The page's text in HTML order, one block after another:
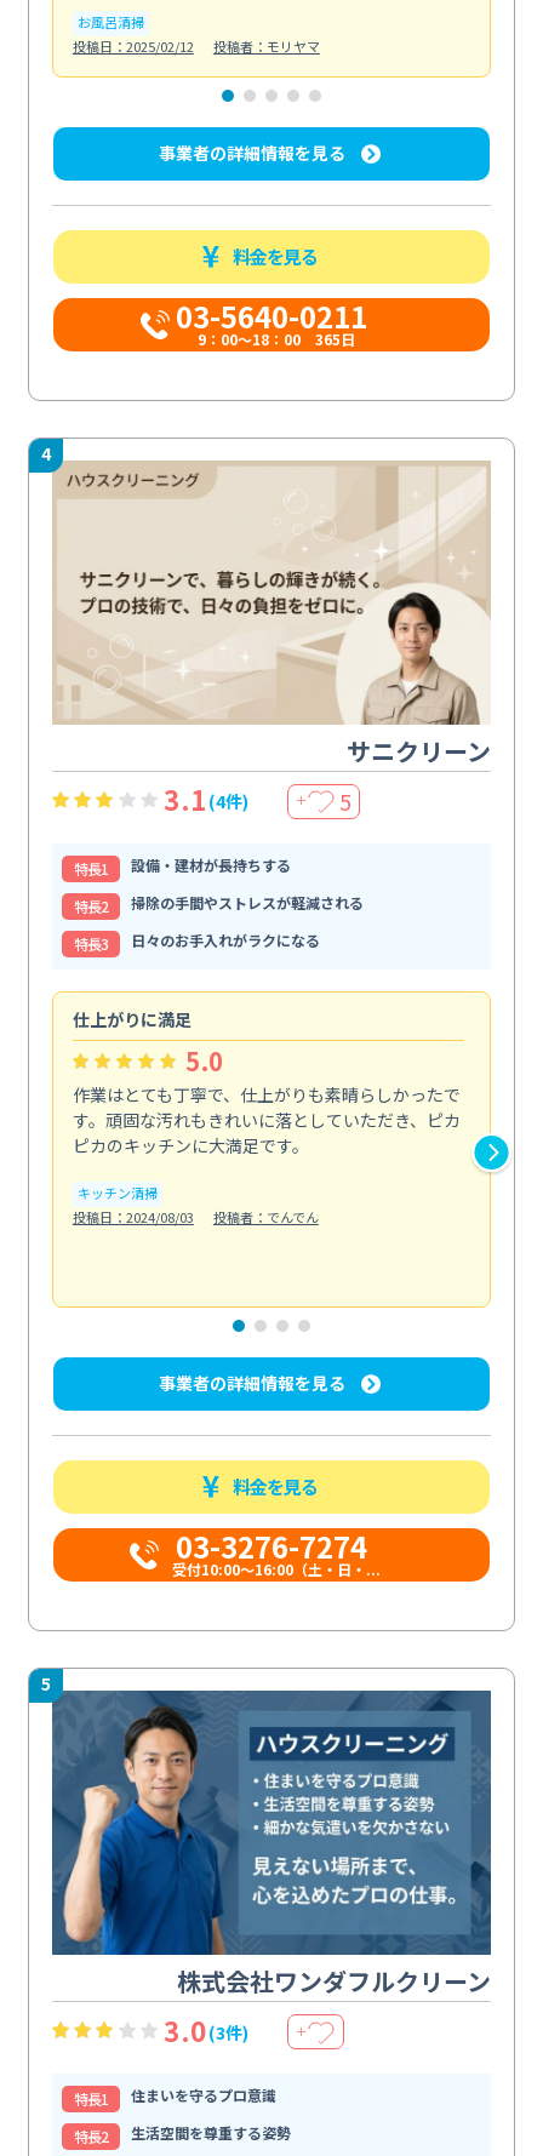
お風呂清掃
投稿日：2025/02/12
投稿者：モリヤマ
事業者の詳細情報を見る
料金を見る
03-5640-0211
9：00～18：00 365日
4
サニクリーン
3.1 (4件) ＋ 5
特⻑1
設備・建材が長持ちする
特⻑2
掃除の手間やストレスが軽減される
特⻑3
日々のお手入れがラクになる
仕上がりに満足
5.0
作業はとても丁寧で、仕上がりも素晴らしかったで
す。頑固な汚れもきれいに落としていただき、ピカ
ピカのキッチンに大満足です。
キッチン清掃
投稿日：2024/08/03
投稿者：でんでん
事業者の詳細情報を見る
料金を見る
03-3276-7274
受付10:00〜16:00（土・日・...
5
株式会社ワンダフルクリーン
3.0(3件) ＋
特⻑1
住まいを守るプロ意識
特⻑2
生活空間を尊重する姿勢